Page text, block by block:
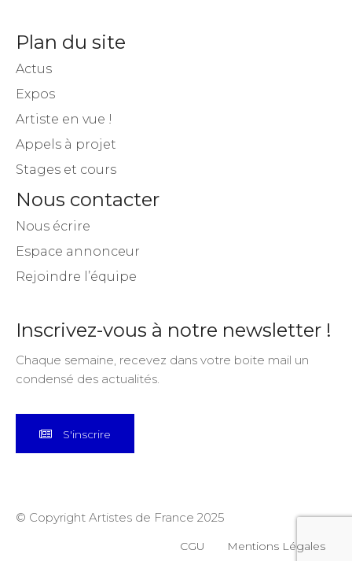
Plan du site
Actus
Expos
Artiste en vue !
Appels à projet
Stages et cours
Nous contacter
Nous écrire
Espace annonceur
Rejoindre l’équipe
Inscrivez-vous à notre newsletter !
Chaque semaine, recevez dans votre boite mail un
condensé des actualités.
S'inscrire
© Copyright Artistes de France 2025
CGU Mentions Légales